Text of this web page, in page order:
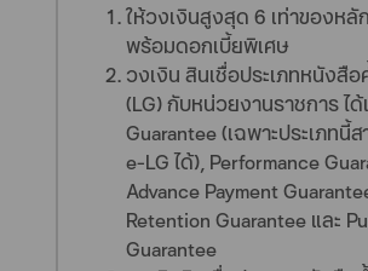
ให้วงเงินสูงสุด 6 เท่าของหลั
พร้อมดอกเบี้ยพิเศษ
วงเงิน สินเชื่อประเภทหนังสือ
(LG) กับหน่วยงานราชการ ไ
Guarantee (เฉพาะประเภทนี้
e-LG ได้), Performance
Advance Payment
Retention Guarantee และ
Guarantee